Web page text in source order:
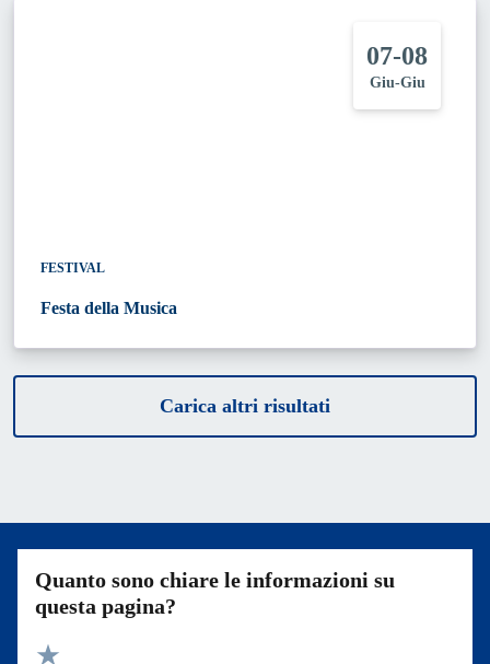
07-08
Giu-Giu
FESTIVAL
Festa della Musica
Carica altri risultati
Quanto sono chiare le informazioni su
questa pagina?